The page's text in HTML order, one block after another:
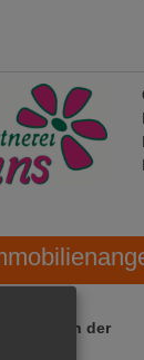
Chance in der